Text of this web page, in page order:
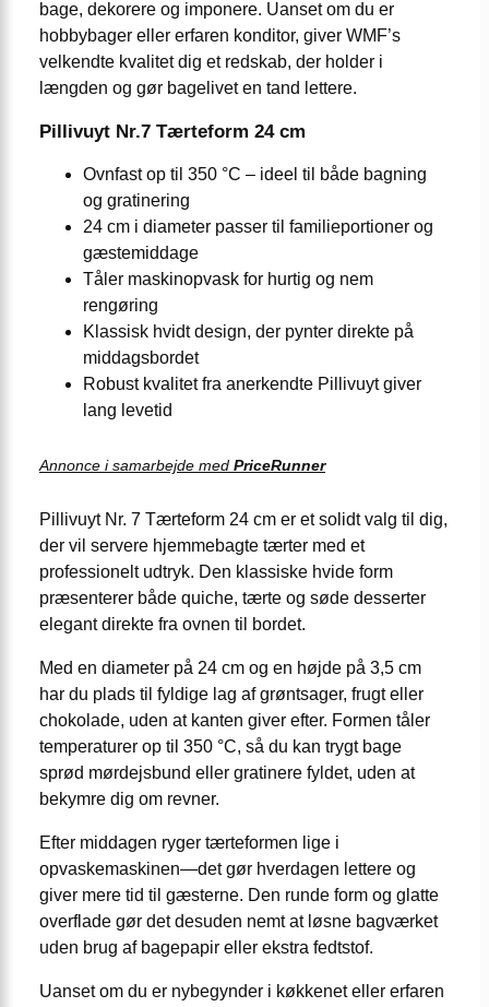
bage, dekorere og imponere. Uanset om du er
hobbybager eller erfaren konditor, giver WMF’s
velkendte kvalitet dig et redskab, der holder i
længden og gør bagelivet en tand lettere.
Pillivuyt Nr.7 Tærteform 24 cm
Ovnfast op til 350 °C – ideel til både bagning
og gratinering
24 cm i diameter passer til familieportioner og
gæstemiddage
Tåler maskinopvask for hurtig og nem
rengøring
Klassisk hvidt design, der pynter direkte på
middagsbordet
Robust kvalitet fra anerkendte Pillivuyt giver
lang levetid
Annonce i samarbejde med PriceRunner
Pillivuyt Nr. 7 Tærteform 24 cm er et solidt valg til dig,
der vil servere hjemmebagte tærter med et
professionelt udtryk. Den klassiske hvide form
præsenterer både quiche, tærte og søde desserter
elegant direkte fra ovnen til bordet.
Med en diameter på 24 cm og en højde på 3,5 cm
har du plads til fyldige lag af grøntsager, frugt eller
chokolade, uden at kanten giver efter. Formen tåler
temperaturer op til 350 °C, så du kan trygt bage
sprød mørdejsbund eller gratinere fyldet, uden at
bekymre dig om revner.
Efter middagen ryger tærteformen lige i
opvaskemaskinen—det gør hverdagen lettere og
giver mere tid til gæsterne. Den runde form og glatte
overflade gør det desuden nemt at løsne bagværket
uden brug af bagepapir eller ekstra fedtstof.
Uanset om du er nybegynder i køkkenet eller erfaren